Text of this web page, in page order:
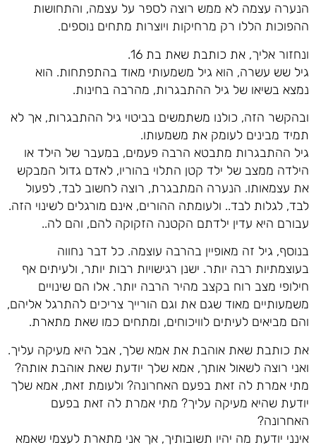
הנערה עצמה לא ממש רוצה לספר על עצמה, והתחושות
ההפוכות הללו רק מרחיקות ויוצרות מתחים נוספים.
ונחזור אליך, את כותבת שאת בת 16.
גיל שש עשרה, הוא גיל משמעותי מאוד בהתפתחות. הוא
נמצא בשיאו של גיל ההתבגרות, מהרבה בחינות.
ובהקשר הזה, כולנו משתמשים בביטוי גיל ההתבגרות, אך לא
תמיד מבינים לעומק את משמעותו.
גיל ההתבגרות מתבטא הרבה פעמים, במעבר של הילד או
הילדה ממצב של ילד קטן התלוי בהוריו, לאדם גדול המבקש
את עצמאותו. הנערה המתבגרת, רוצה לחשוב לבד, לפעול
לבד, לגלות לבד.. ולעומתה ההורים, אינם מורגלים לשינוי הזה.
עבורם היא עדין ילדתם הקטנה הזקוקה להם, והם לה..
בנוסף, גיל זה מאופיין בהרבה עוצמה. כל דבר נחווה
בעוצמתיות רבה יותר. ישנן רגישויות רבות יותר, ולעיתים אף
חילופי מצב רוח בקצב מהיר הרבה יותר. אלו הם שינויים
משמעותיים מאוד שגם את וגם הורייך צריכים להתרגל אליהם,
והם מביאים לעיתים לוויכוחים, ומתחים כמו שאת מתארת.
את כותבת שאת אוהבת את אמא שלך, אבל היא מעיקה עליך.
ואני רוצה לשאול אותך, אמא שלך יודעת שאת אוהבת אותה?
מתי אמרת לה זאת בפעם האחרונה? ולעומת זאת, אמא שלך
יודעת שהיא מעיקה עליך? מתי אמרת לה זאת בפעם
האחרונה?
אינני יודעת מה יהיו תשובותיך, אך אני מתארת לעצמי שאמא